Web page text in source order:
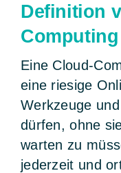
Definition
Computing
Eine Cloud-
eine riesige
Werkzeuge
dürfen, ohne
warten zu
jederzeit und